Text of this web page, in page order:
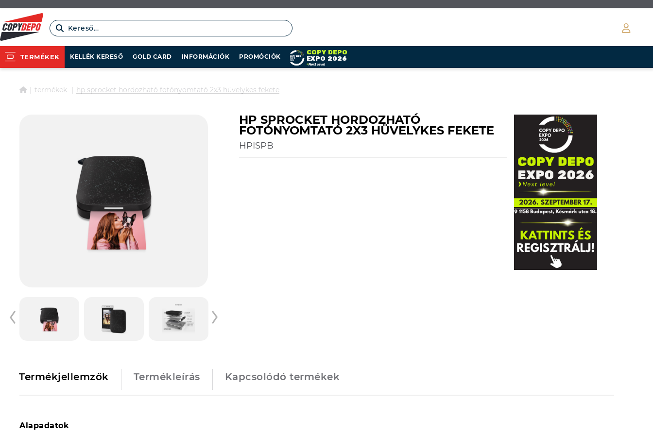
Kereső...
TERMÉKEK KELLÉK KERESŐ GOLD CARD INFORMÁCIÓK PROMÓCIÓK
COPY DEPO
EXPO 2026
»Next level
termékek hp sprocket hordozható fotónyomtató 2x3 hüvelykes fekete
HP SPROCKET HORDOZHATÓ
FOTÓNYOMTATÓ 2X3 HÜVELYKES FEKETE
HPISPB
Termékjellemzők Termékleírás Kapcsolódó termékek
Alapadatok